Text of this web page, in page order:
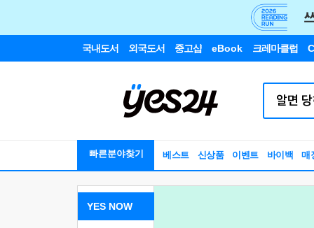
국내도서 외국도서 중고샵 eBook 크레마클럽
빠른분야찾기 베스트 신상품 이벤트 바이백 매
YES NOW